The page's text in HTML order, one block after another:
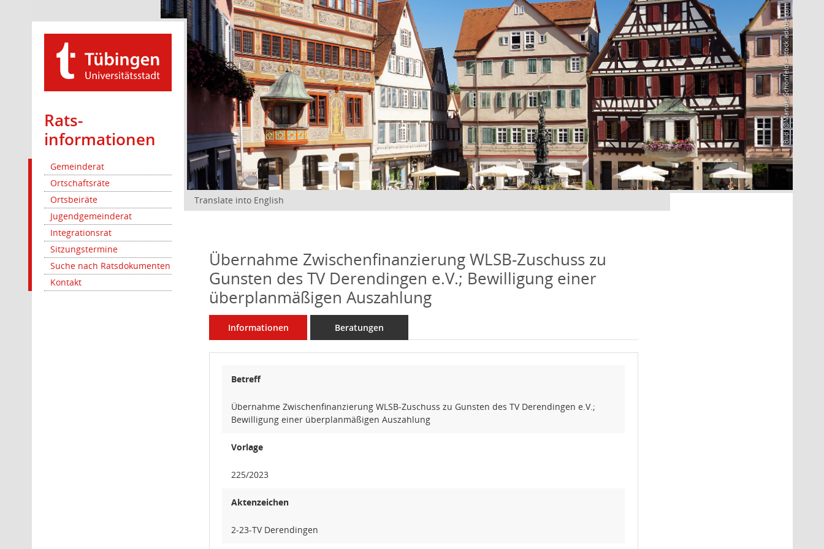
Rats­
informationen
Gemeinderat
Ortschaftsräte
Ortsbeiräte
Jugendgemeinderat
Integrationsrat
Sitzungstermine
Suche nach Ratsdokumenten
Kontakt
Bild: @Manuel Schönfeld – stock.adobe.com
Translate into English
Übernahme Zwischenfinanzierung WLSB-Zuschuss zu
Gunsten des TV Derendingen e.V.; Bewilligung einer
überplanmäßigen Auszahlung
Informationen Beratungen
Betreff
Übernahme Zwischenfinanzierung WLSB-Zuschuss zu Gunsten des TV Derendingen e.V.;
Bewilligung einer überplanmäßigen Auszahlung
Vorlage
225/2023
Aktenzeichen
2-23-TV Derendingen